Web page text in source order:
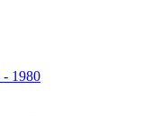
- 1980